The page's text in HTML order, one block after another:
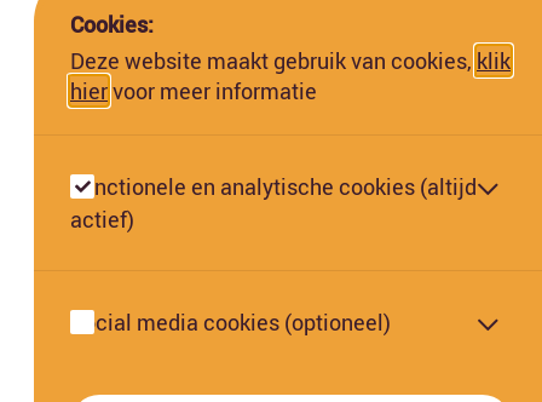
gesteld voor de inhoud hiervan.
Oekraïne FAQ | Jeugd & Jongerenwerk en Sport
Cookies:
Deze website maakt gebruik van cookies, klik
hiervoor meer informatie
Functionele en analytische cookies (altijd
actief)
Social media cookies (optioneel)